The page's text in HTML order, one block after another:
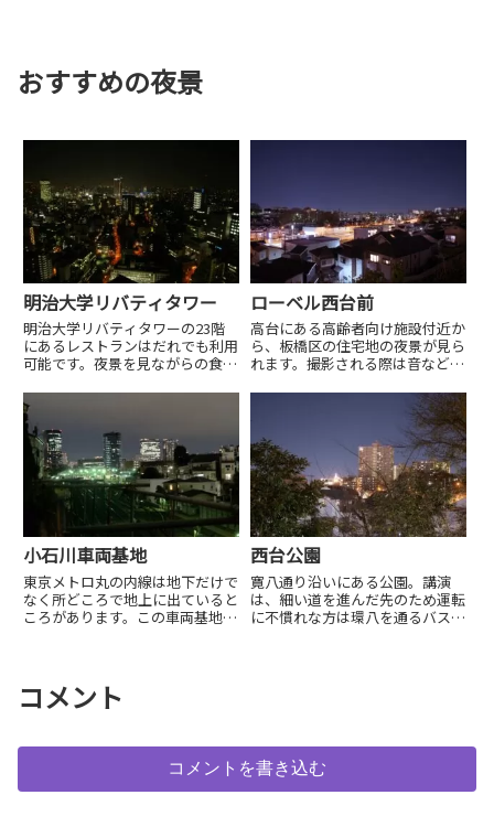
おすすめの夜景
明治大学リバティタワー
明治大学リバティタワーの23階
にあるレストランはだれでも利用
可能です。夜景を見ながらの食事
ローベル西台前
高台にある高齢者向け施設付近か
ら、板橋区の住宅地の夜景が見ら
れます。撮影される際は音などに
小石川車両基地
東京メトロ丸の内線は地下だけで
なく所どころで地上に出ていると
ころがあります。この車両基地も
ル群を見ることができ...
西台公園
寛八通り沿いにある公園。講演
は、細い道を進んだ先のため運転
に不慣れな方は環八を通るバスで
コメント
コメントを書き込む